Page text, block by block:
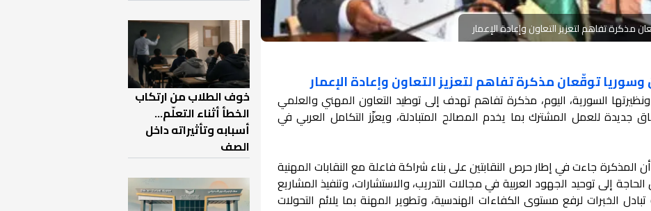
مذكرة تفاهم لتعزيز التعاون وإعادة الإعمار
وسوريا توقّعان مذكرة تفاهم لتعزيز التعاون وإعادة الإعمار
السورية، اليوم، مذكرة تفاهم تهدف إلى توطيد التعاون المهني والعلمي
جديدة للعمل المشترك بما يخدم المصالح المتبادلة، ويعزّز التكامل العربي في
أن المذكرة جاءت في إطار حرص النقابتين على بناء شراكة فاعلة مع النقابات المهنية
إلى توحيد الجهود العربية في مجالات التدريب، والاستشارات، وتنفيذ المشاريع
تبادل الخبرات لرفع مستوى الكفاءات الهندسية، وتطوير المهنة بما يلائم التحولات
خوف الطلاب من ارتكاب
الخطأ أثناء التعلّم…
أسبابه وتأثيراته داخل
الصف